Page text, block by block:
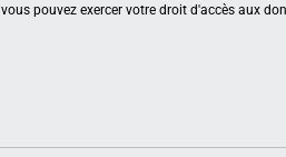
pouvez exercer votre droit d'accès aux